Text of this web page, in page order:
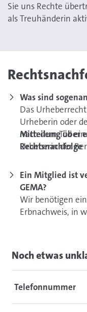
Sie uns Rechte
als Treuhänderin
Was sind
Das
Urheberin oder
nach dem Tod
Urheberin der
fortgeführt
oder
Erbnachweis
Mitglieder &
oder
oder die Ihre
Die
an die einzelnen
Mitteilung über
Rechtsnachfolge
Ein Mitglied ist
GEMA?
Wir benötigen
Erbnachweis, in
Partner
unter der
Mailadresse:
können uns
Noch etwas
Telefonnummer